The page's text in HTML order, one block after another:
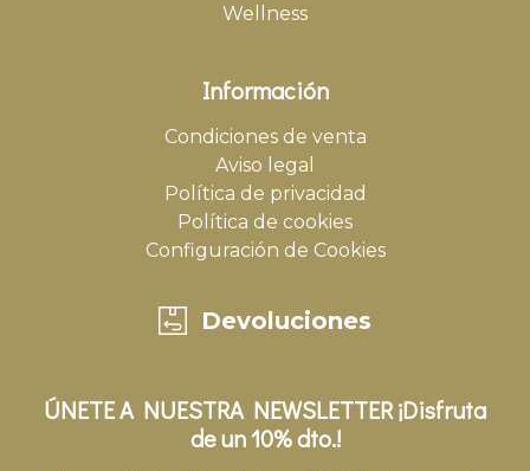
Wellness
Información
Condiciones de venta
Aviso legal
Política de privacidad
Política de cookies
Configuración de Cookies
Devoluciones
ÚNETE A NUESTRA NEWSLETTER ¡Disfruta
de un 10% dto.!